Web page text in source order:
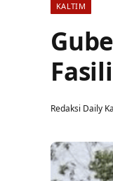
KALTIM
Redaksi Daily